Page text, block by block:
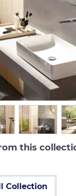
this
Collection